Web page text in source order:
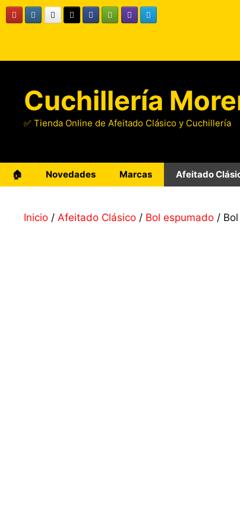
Saltar
al
Cuchillería
✅ Tienda Online de Afeitado Clásico y Cuchillería
🏠 Novedades Marcas Afeitado
Inicio / Afeitado Clásico / Bol espumado / Bol